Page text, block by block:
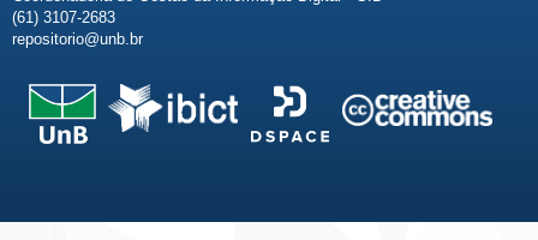
(61) 3107-2683
repositorio@unb.br